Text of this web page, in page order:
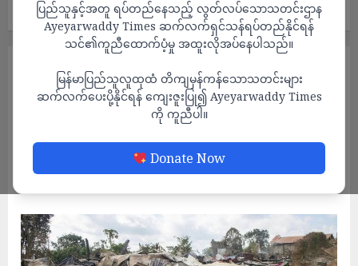
ပြည်သူနှင့်အတူ ရပ်တည်နေသည့် လွတ်လပ်သောသတင်းဌာန
Ayeyarwaddy Times ဆက်လက်ရှင်သန်ရပ်တည်နိုင်ရန်
သင်၏ကူညီထောက်ပံ့မှု အထူးလိုအပ်နေပါသည်။
မြန်မာပြည်သူလူထုထံ တိကျမှန်ကန်သောသတင်းများ
ဆက်လက်ပေးပို့နိုင်ရန် ကျေးဇူးပြု၍ Ayeyarwaddy Times
ကို ကူညီပါ။
Donate Now
ဖို့ လိုအပ်နေပြီလို့ HRW ပြော
သတင်း
ကုလ လုံခြုံရေးကောင်စီက စစ်ကောင်စီကို
လက်တွေ့ကျကျ အရေးယူဖို့ လိုအပ်နေပြီလို့
HRW ပြော
ADMIN MARCH 13, 2023